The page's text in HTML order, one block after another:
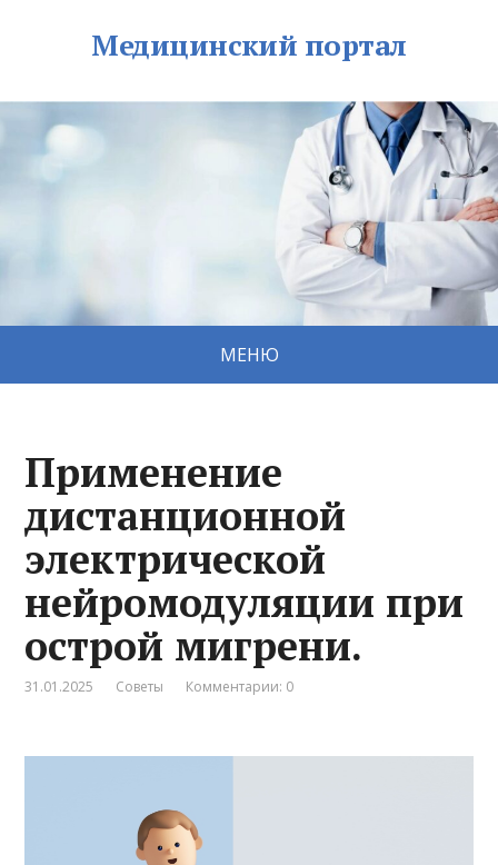
Медицинский портал
МЕНЮ
Применение
дистанционной
электрической
нейромодуляции при
острой мигрени.
31.01.2025 Советы Комментарии: 0